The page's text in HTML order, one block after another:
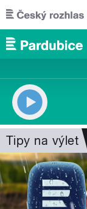
Přejít k hlavnímu
Tipy na výlet